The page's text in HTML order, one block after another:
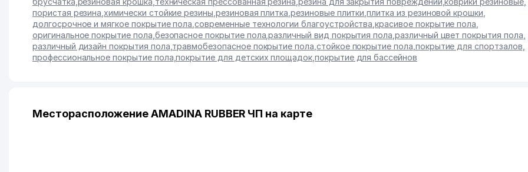
пористая резина химически стойкие резины резиновая плитка ,резиновые плитки ,плитка из резиновой крошки
долгосрочное и мягкое покрытие пола ,современные технологии благоустройства ,красивое покрытие пола
оригинальное покрытие пола безопасное покрытие пола ,различный вид покрытия пола ,различный цвет покрытия пола
различный дизайн покрытия пола травмобезопасное покрытие пола стойкое покрытие пола покрытие для спортзалов
профессиональное покрытие пола ,покрытие для детских площадок покрытие для бассейнов
Месторасположение AMADINA RUBBER ЧП на карте